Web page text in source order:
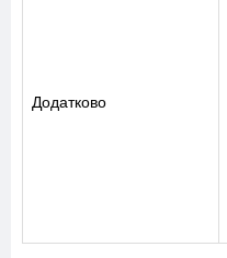
Додатково